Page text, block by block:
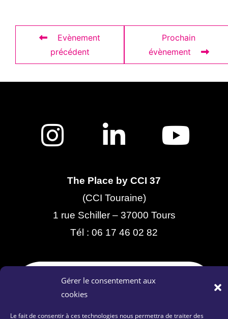
Gérer le consentement aux
cookies
Le fait de consentir à ces technologies nous permettra de traiter des
Evènement
précédent
Prochain
évènement
The Place by CCI 37
(CCI Touraine)
1 rue Schiller – 37000 Tours
Tél : 06 17 46 02 82